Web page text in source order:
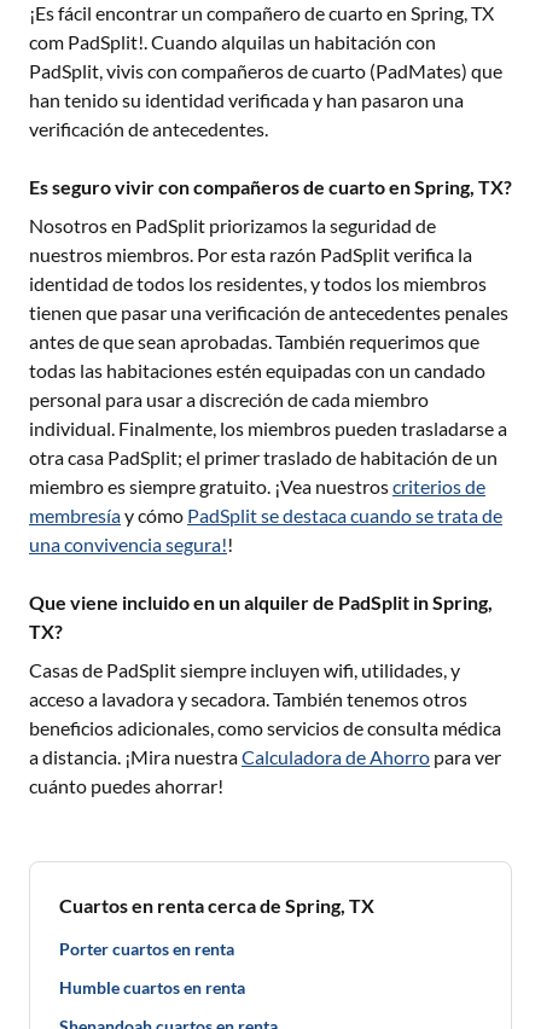
¡Es fácil encontrar un compañero de cuarto en Spring, TX
com PadSplit!. Cuando alquilas un habitación con
PadSplit, vivis con compañeros de cuarto (PadMates) que
han tenido su identidad verificada y han pasaron una
verificación de antecedentes.
Es seguro vivir con compañeros de cuarto en Spring, TX?
Nosotros en PadSplit priorizamos la seguridad de
nuestros miembros. Por esta razón PadSplit verifica la
identidad de todos los residentes, y todos los miembros
tienen que pasar una verificación de antecedentes penales
antes de que sean aprobadas. También requerimos que
todas las habitaciones estén equipadas con un candado
personal para usar a discreción de cada miembro
individual. Finalmente, los miembros pueden trasladarse a
otra casa PadSplit; el primer traslado de habitación de un
miembro es siempre gratuito. ¡Vea nuestroscriterios de
membresíay cómo PadSplit se destaca cuando se trata de
una convivencia segura!!
Que viene incluido en un alquiler de PadSplit in Spring,
TX?
Casas de PadSplit siempre incluyen wifi, utilidades, y
acceso a lavadora y secadora. También tenemos otros
beneficios adicionales, como servicios de consulta médica
a distancia. ¡Mira nuestraCalculadora de Ahorro para ver
cuánto puedes ahorrar!
Cuartos en renta cerca de Spring, TX
Porter cuartos en renta
Humble cuartos en renta